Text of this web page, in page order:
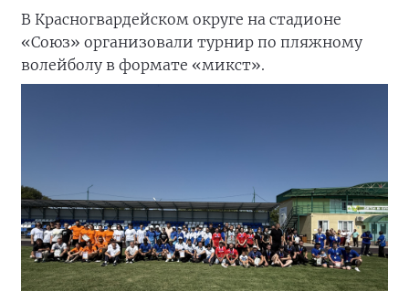
В Красногвардейском округе на стадионе
«Союз» организовали турнир по пляжному
волейболу в формате «микст».